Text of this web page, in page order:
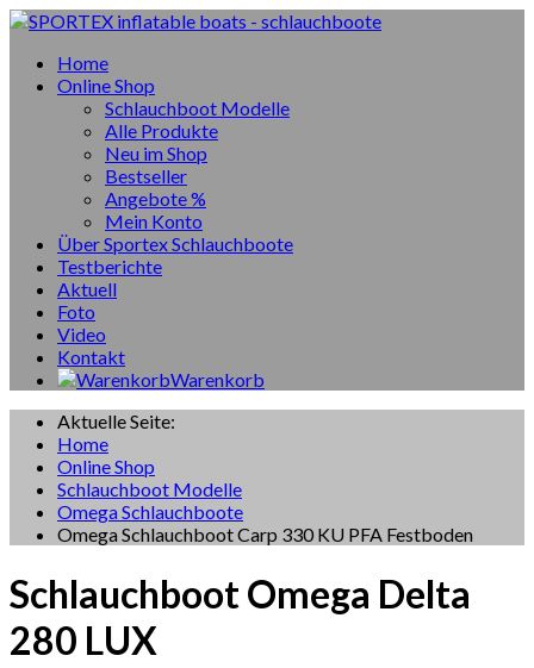
Home
Online Shop
Schlauchboot Modelle
Alle Produkte
Neu im Shop
Bestseller
Angebote %
Mein Konto
Über Sportex Schlauchboote
Testberichte
Aktuell
Foto
Video
Kontakt
Warenkorb
Aktuelle Seite:
Home
Online Shop
Schlauchboot Modelle
Omega Schlauchboote
Omega Schlauchboot Carp 330 KU PFA Festboden
Schlauchboot Omega Delta
280 LUX